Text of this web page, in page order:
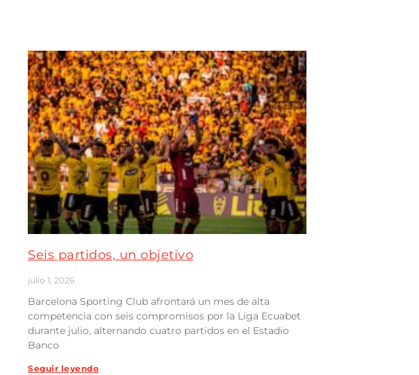
Seis partidos, un objetivo
julio 1, 2026
Barcelona Sporting Club afrontará un mes de alta
competencia con seis compromisos por la Liga Ecuabet
durante julio, alternando cuatro partidos en el Estadio
Banco
Seguir leyendo